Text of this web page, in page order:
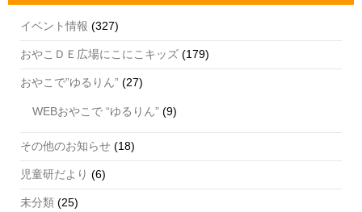
イベント情報 (327)
おやこＤＥ広場にこにこキッズ (179)
おやこで”ゆるりん” (27)
WEBおやこで “ゆるりん” (9)
その他のお知らせ (18)
児童研だより (6)
未分類 (25)